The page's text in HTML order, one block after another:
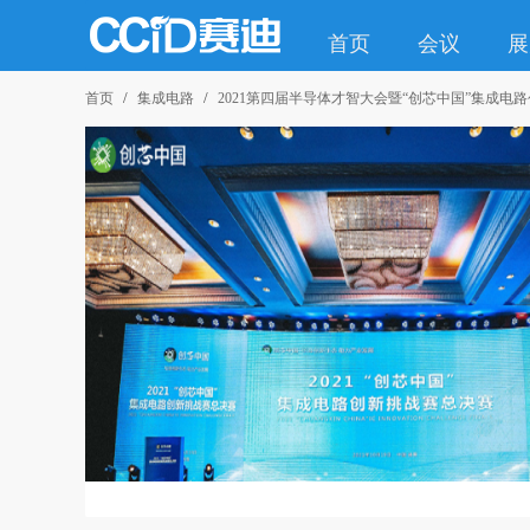
首页 会议
首页 集成电路 2021第四届半导体才智大会暨“创芯中国”集成电